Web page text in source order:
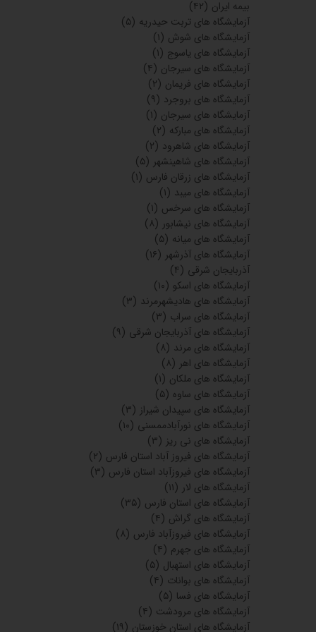
بیمه ایران (۴۲)
آزمایشگاه های تربت حیدریه (۵)
آزمایشگاه های شوش (۱)
آزمایشگاه های یاسوج (۱)
آزمایشگاه های سیرجان (۴)
آزمایشگاه های فریمان (۲)
آزمایشگاه های بروجرد (۹)
آزمایشگاه های سیرجان (۱)
آزمایشگاه های مبارکه (۲)
آزمایشگاه های شاهرود (۲)
آزمایشگاه های شاهینشهر (۵)
آزمایشگاه های زرقان فارس (۱)
آزمایشگاه های میبد (۱)
آزمایشگاه های سرخس (۱)
آزمایشگاه های نیشابور (۸)
آزمایشگاه های میانه (۵)
آزمایشگاه های آذرشهر (۱۶)
آذربایجان شرقی (۴)
آزمایشگاه های اسکو (۱۰)
آزمایشگاه های هادیشهرمرند (۳)
آزمایشگاه های سراب (۳)
آزمایشگاه های آذربایجان شرقی (۹)
آزمایشگاه های مرند (۸)
آزمایشگاه های اهر (۸)
آزمایشگاه های ملکان (۱)
آزمایشگاه های ساوه (۵)
آزمایشگاه های سپیدان شیراز (۳)
آزمایشگاه های نورآبادممسنی (۱۰)
آزمایشگاه های نی ریز (۳)
آزمایشگاه های فیروز آباد استان فارس (۲)
آزمایشگاه های فیروزآباد استان فارس (۳)
آزمایشگاه های لار (۱۱)
آزمایشگاه های استان فارس (۳۵)
آزمایشگاه های گراش (۴)
آزمایشگاه های فیروزآباد فارس (۸)
آزمایشگاه های جهرم (۴)
آزمایشگاه های استهبال (۵)
آزمایشگاه های بوانات (۴)
آزمایشگاه های فسا (۵)
آزمایشگاه های مرودشت (۴)
آزمایشگاه های استان خوزستان (۱۹)